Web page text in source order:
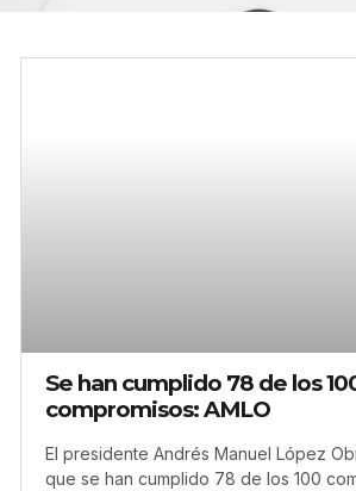
Se han cumplido 78 de los
compromisos: AMLO
El presidente Andrés Manuel López
que se han cumplido 78 de los 100